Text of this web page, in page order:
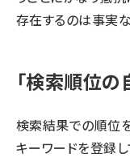
存在するのは事実な
「検索順位の
検索結果での順位
キーワードを登録